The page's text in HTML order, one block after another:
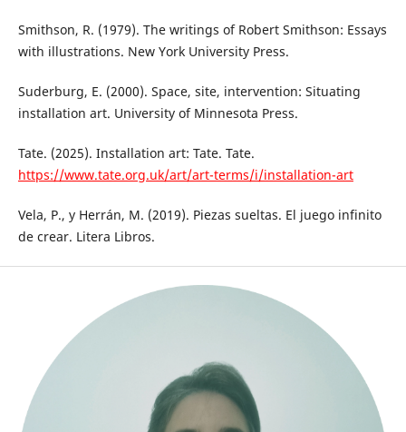
Smithson, R. (1979). The writings of Robert Smithson: Essays
with illustrations. New York University Press.
Suderburg, E. (2000). Space, site, intervention: Situating
installation art. University of Minnesota Press.
Tate. (2025). Installation art: Tate. Tate.
https://www.tate.org.uk/art/art-terms/i/installation-art
Vela, P., y Herrán, M. (2019). Piezas sueltas. El juego infinito
de crear. Litera Libros.